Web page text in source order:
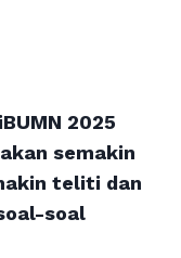
2025
semakin
teliti dan
soal